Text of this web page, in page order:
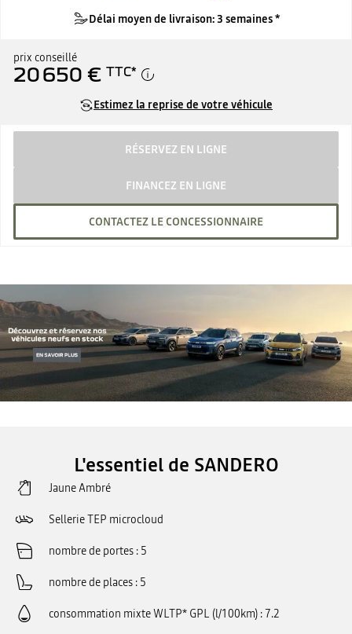
Délai moyen de livraison: 3 semaines *
prix conseillé
20 650 € TTC*
Estimez la reprise de votre véhicule
RÉSERVEZ EN LIGNE
FINANCEZ EN LIGNE
CONTACTEZ LE CONCESSIONNAIRE
L'essentiel de SANDERO
Jaune Ambré
Sellerie TEP microcloud
nombre de portes 5
nombre de places 5
consommation mixte WLTP* GPL (l/100km) 7.2